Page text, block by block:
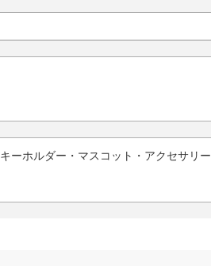
キーホルダー・マスコット・アクセサリー